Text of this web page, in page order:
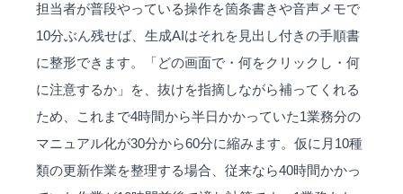
担当者が普段やっている操作を箇条書きや音声メモで
10分ぶん残せば、生成AIはそれを見出し付きの手順書
に整形できます。「どの画面で・何をクリックし・何
に注意するか」を、抜けを指摘しながら補ってくれる
ため、これまで4時間から半日かかっていた1業務分の
マニュアル化が30分から60分に縮みます。仮に月10種
類の更新作業を整理する場合、従来なら40時間かかっ